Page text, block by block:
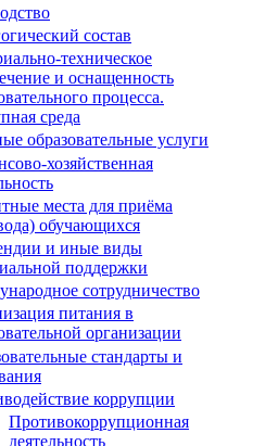
состав
техническое
и оснащенность
процесса.
среда
образовательные услуги
хозяйственная
места для приёма
обучающихся
и иные виды
поддержки
сотрудничество
питания в
организации
стандарты и
коррупции
Противокоррупционная
деятельность